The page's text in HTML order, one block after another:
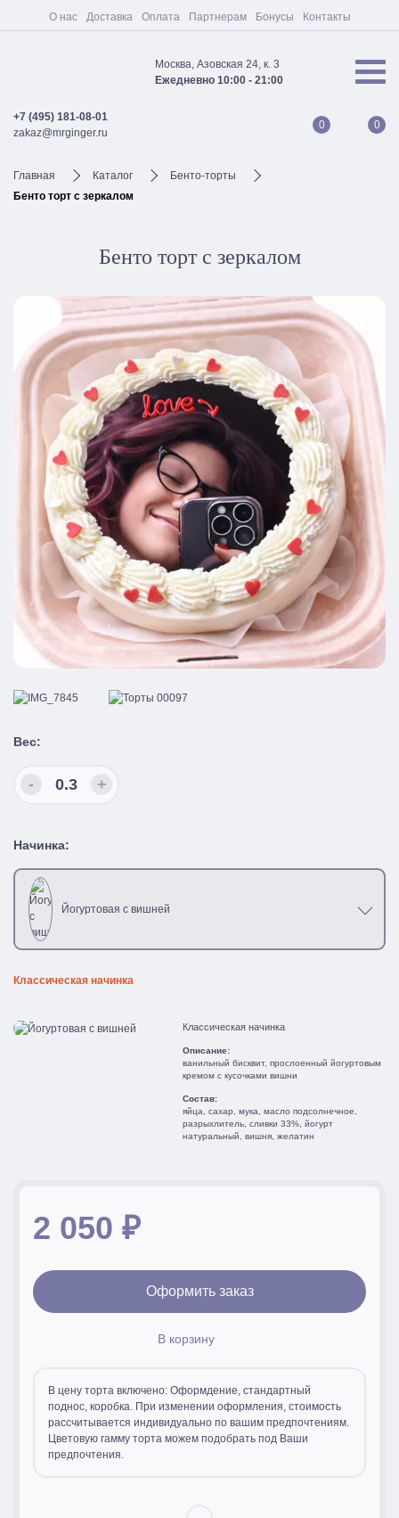
О нас Доставка Оплата Партнерам Бонусы Контакты
Москва, Азовская 24, к. 3
Ежедневно 10:00 - 21:00
0 0
+7 (495) 181-08-01
zakaz@mrginger.ru
Главная Каталог
Бенто-торты
Бенто торт с зеркалом
Бенто торт с зеркалом
Вес:
- +
Начинка:
Йогуртовая с вишней
Классическая начинка
Классическая начинка
Описание:
ванильный бисквит, прослоенный йогуртовым
кремом с кусочками вишни
Состав:
яйца, сахар, мука, масло подсолнечное,
разрыхлитель, сливки 33%, йогурт
натуральный, вишня, желатин
2 050 ₽
Оформить заказ
В корзину
В цену торта включено: Оформдение, стандартный
поднос, коробка. При изменении оформления, стоимость
рассчитывается индивидуально по вашим предпочтениям.
Цветовую гамму торта можем подобрать под Ваши
предпочтения.